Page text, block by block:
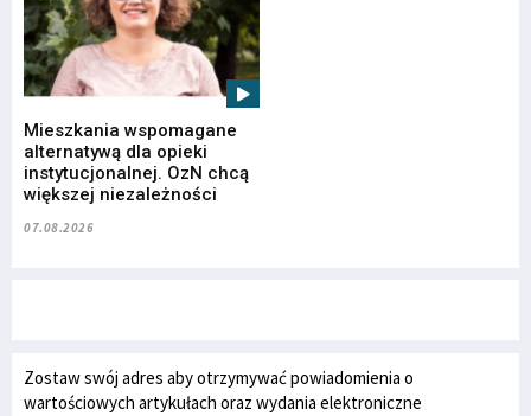
Mieszkania wspomagane
alternatywą dla opieki
instytucjonalnej. OzN chcą
większej niezależności
07.08.2026
Zostaw swój adres aby otrzymywać powiadomienia o
wartościowych artykułach oraz wydania elektroniczne